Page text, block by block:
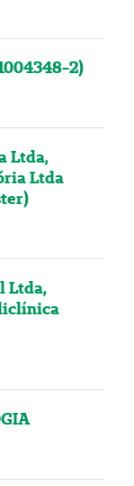
2)
Ltda,
Ltda
Ltda,